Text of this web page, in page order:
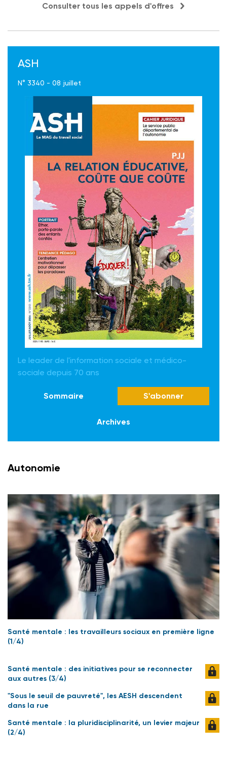
Consulter tous les appels d'offres
ASH
N° 3340 - 08 juillet
Le leader de l'information sociale et médico-
sociale depuis 70 ans
Sommaire S'abonner
Archives
Autonomie
Santé mentale : les travailleurs sociaux en première ligne
(1/4)
Santé mentale : des initiatives pour se reconnecter
aux autres (3/4)
"Sous le seuil de pauvreté", les AESH descendent
dans la rue
Santé mentale : la pluridisciplinarité, un levier majeur
(2/4)